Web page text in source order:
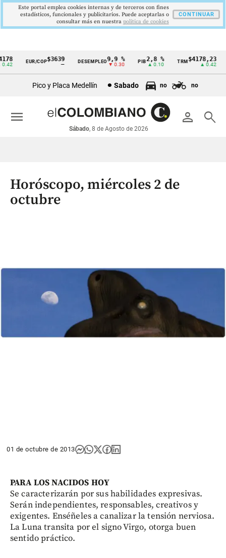
Cintillo
económicos
Colombia
EUR/COP$3639 DESEMPLEO9,9 %
▼ 0.30
2,8 %
▲ 0.10
TRM$4178,23
▲ 0.42
Pico y Placa Medellín Sabado no no
person search
Sábado, 8 de Agosto de 2026
menu
Horóscopo, miércoles 2 de
octubre
01 de octubre de 2013
PARA LOS NACIDOS HOY
Se caracterizarán por sus habilidades expresivas.
Serán independientes, responsables, creativos y
exigentes. Enséñeles a canalizar la tensión nerviosa.
La Luna transita por el signo Virgo, otorga buen
sentido práctico.
Este portal emplea cookies internas y de terceros con fines
estadísticos, funcionales y publicitarios. Puede aceptarlas o
consultar más en nuestra politica de cookies
CONTINUAR